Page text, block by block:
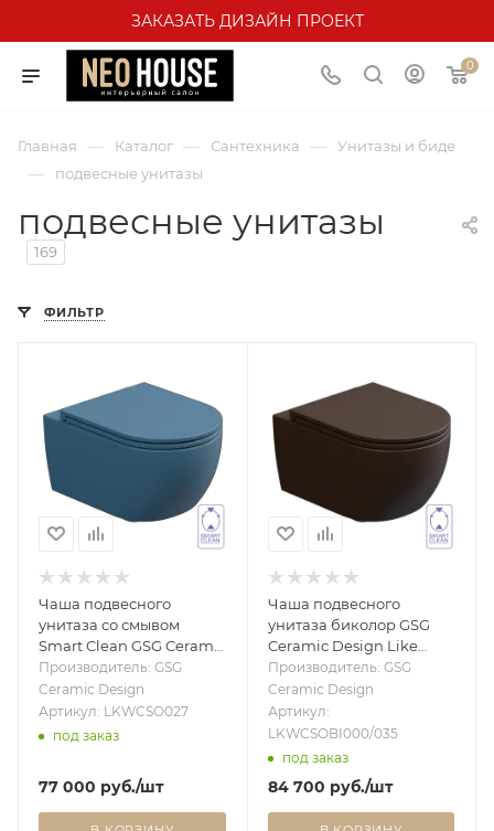
ЗАКАЗАТЬ ДИЗАЙН ПРОЕКТ
0
Главная — Каталог — Сантехника — Унитазы и биде
— подвесные унитазы
подвесные унитазы
169
ФИЛЬТР
Чаша подвесного
унитаза со смывом
Smart Clean GSG Ceramic
Design Like LKWCSO027,
Denim Matt LKWCSO027
Производитель: GSG
Ceramic Design
Артикул: LKWCSO027
под заказ
77 000 руб./шт
Чаша подвесного
унитаза биколор GSG
Ceramic Design Like
LKWCSOBI000/035,
White/Cacao Matt
LKWCSOBI000/035
Производитель: GSG
Ceramic Design
Артикул:
LKWCSOBI000/035
под заказ
84 700 руб./шт